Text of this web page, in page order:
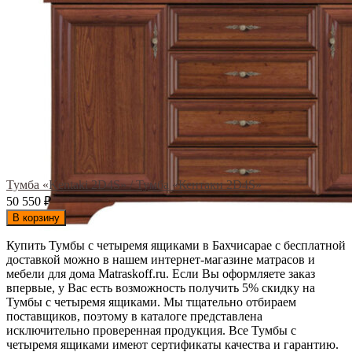
Тумба «Kentaki 2D4S» / Тумба «Кентаки 2D4S»
50 550 ₽
В корзину
Купить Тумбы с четыремя ящиками в Бахчисарае с бесплатной
доставкой можно в нашем интернет-магазине матрасов и
мебели для дома Matraskoff.ru. Если Вы оформляете заказ
впервые, у Вас есть возможность получить 5% скидку на
Тумбы с четыремя ящиками. Мы тщательно отбираем
поставщиков, поэтому в каталоге представлена
исключительно проверенная продукция. Все Тумбы с
четыремя ящиками имеют сертификаты качества и гарантию.